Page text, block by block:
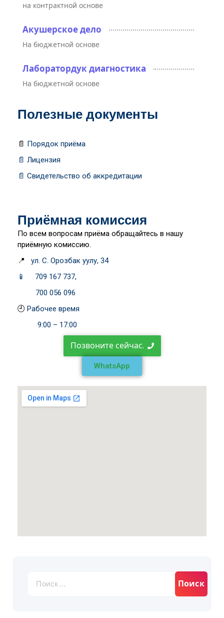
на контрактной основе
Акушерское дело
На бюджетной основе
Лаборатордук диагностика
На бюджетной основе
Полезные документы
📄 Порядок приёма
📄 Лицензия
📄 Свидетельство об аккредитации
Приёмная комиссия
По всем вопросам приёма обращайтесь в нашу
приёмную комиссию.
📍 ул. С. Орозбак уулу, 34
📱 709 167 737,
700 056 096
🕘 Рабочее время
9:00 – 17:00
Позвоните сейчас.
WhatsApp